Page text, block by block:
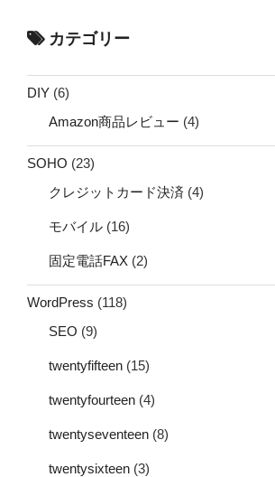
カテゴリー
DIY (6)
Amazon商品レビュー (4)
SOHO (23)
クレジットカード決済 (4)
モバイル (16)
固定電話FAX (2)
WordPress (118)
SEO (9)
twentyfifteen (15)
twentyfourteen (4)
twentyseventeen (8)
twentysixteen (3)